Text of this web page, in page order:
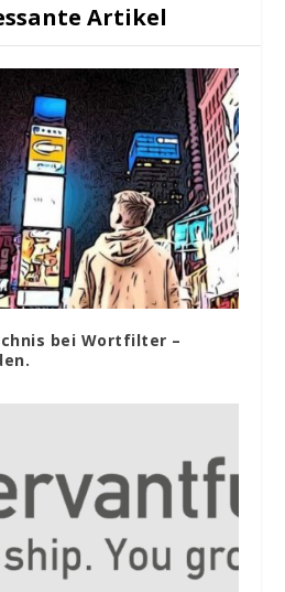
Artikel
bei Wortfilter –